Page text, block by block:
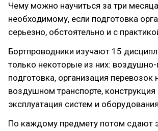
Чему можно научиться за три
необходимому, если подготовка
серьезно, обстоятельно и с
Бортпроводники изучают 15
только некоторые из них: воздушно-
подготовка, организация перевозок
воздушном транспорте, конструкция
эксплуатация систем и
По каждому предмету потом сдают